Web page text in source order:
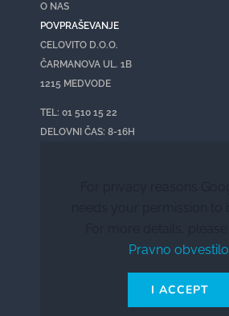
O NAS
POVPRAŠEVANJE
CELOVITO D.O.O.
ČARMANOVA UL. 1B
1215 MEDVODE
TEL: 01 510 15 22
DELOVNI ČAS: 8-16H
Pravno obvestilo
I ACCEPT